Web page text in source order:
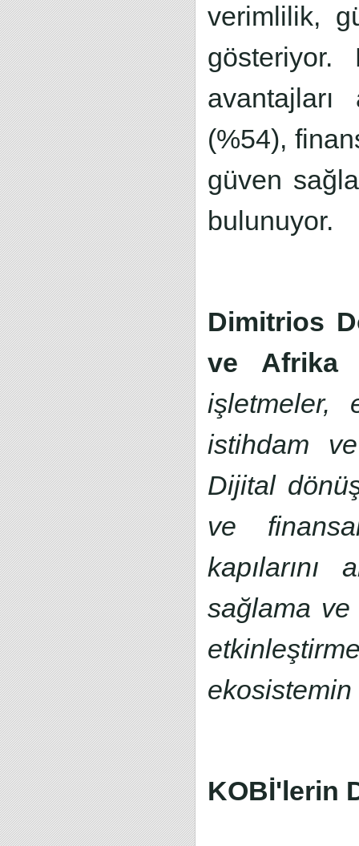
verimlilik,
avantajları
(%54),
güven
bulunuyor.
Dimitrios
ve Afrika
işletmeler,
istihdam
Dijital
ve finansal
sağlama
KOBİ'lerin